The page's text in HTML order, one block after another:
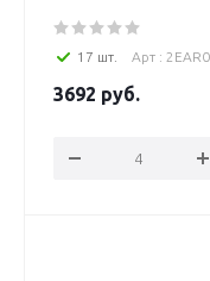
17 шт. Арт :
3692 руб.